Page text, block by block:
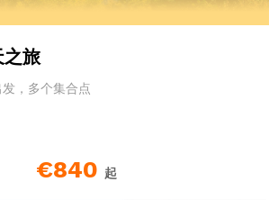
旅
，多个集合点
€840 起